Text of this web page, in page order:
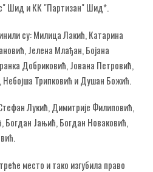
Шид и КК "Партизан" Шид*.
су: Милица Лакић, Катарина
Јелена Млађан, Бојана
Добриковић, Јована Петровић,
Трипковић и Душан Божић.
Лукић, Димитрије Филиповић,
Јањић, Богдан Новаковић,
место и тако изгубила право